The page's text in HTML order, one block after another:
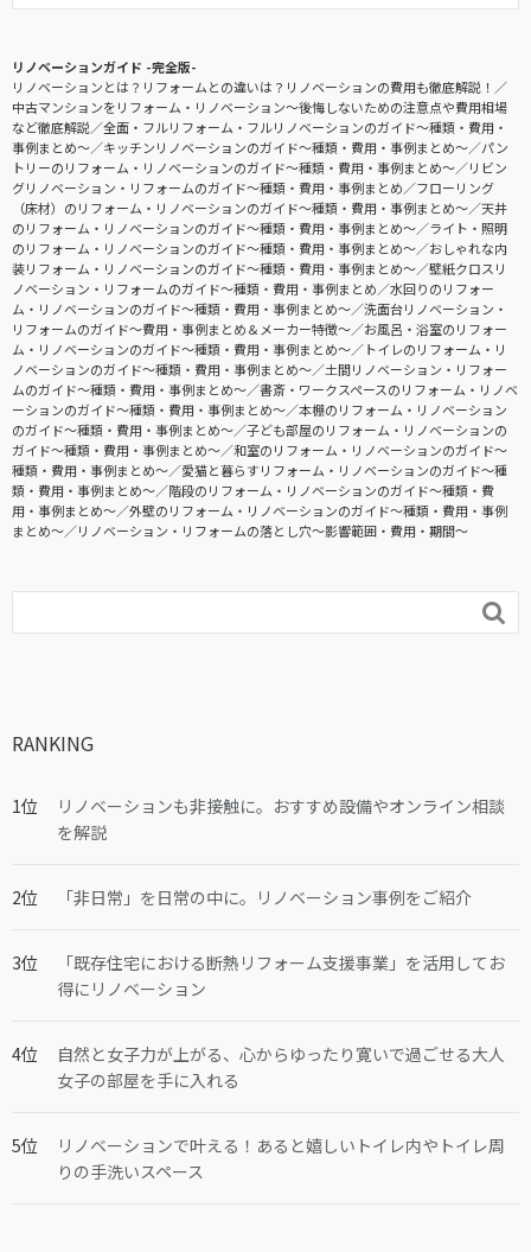
リノベーションガイド -完全版-
リノベーションとは？リフォームとの違いは？リノベーションの費用も徹底解説！
中古マンションをリフォーム・リノベーション〜後悔しないための注意点や費用相場
など徹底解説
全面・フルリフォーム・フルリノベーションのガイド〜種類・費用・
事例まとめ〜
キッチンリノベーションのガイド〜種類・費用・事例まとめ〜
パン
トリーのリフォーム・リノベーションのガイド〜種類・費用・事例まとめ〜
リビン
グリノベーション・リフォームのガイド〜種類・費用・事例まとめ
フローリング
（床材）のリフォーム・リノベーションのガイド〜種類・費用・事例まとめ〜
天井
のリフォーム・リノベーションのガイド〜種類・費用・事例まとめ〜
ライト・照明
のリフォーム・リノベーションのガイド〜種類・費用・事例まとめ〜
おしゃれな内
装リフォーム・リノベーションのガイド〜種類・費用・事例まとめ〜
壁紙クロスリ
ノベーション・リフォームのガイド〜種類・費用・事例まとめ
水回りのリフォー
ム・リノベーションのガイド〜種類・費用・事例まとめ〜
洗面台リノベーション・
リフォームのガイド〜費用・事例まとめ＆メーカー特徴〜
お風呂・浴室のリフォー
ム・リノベーションのガイド〜種類・費用・事例まとめ〜
トイレのリフォーム・リ
ノベーションのガイド〜種類・費用・事例まとめ〜
土間リノベーション・リフォー
ムのガイド〜種類・費用・事例まとめ〜
書斎・ワークスペースのリフォーム・リノベ
ーションのガイド〜種類・費用・事例まとめ〜
本棚のリフォーム・リノベーション
のガイド〜種類・費用・事例まとめ〜
子ども部屋のリフォーム・リノベーションの
ガイド〜種類・費用・事例まとめ〜
和室のリフォーム・リノベーションのガイド〜
種類・費用・事例まとめ〜
愛猫と暮らすリフォーム・リノベーションのガイド〜種
類・費用・事例まとめ〜
階段のリフォーム・リノベーションのガイド〜種類・費
用・事例まとめ〜
外壁のリフォーム・リノベーションのガイド〜種類・費用・事例
まとめ〜
リノベーション・リフォームの落とし穴～影響範囲・費用・期間～

RANKING
リノベーションも非接触に。おすすめ設備やオンライン相談
を解説
「非日常」を日常の中に。リノベーション事例をご紹介
「既存住宅における断熱リフォーム支援事業」を活用してお
得にリノベーション
自然と女子力が上がる、心からゆったり寛いで過ごせる大人
女子の部屋を手に入れる
リノベーションで叶える！あると嬉しいトイレ内やトイレ周
りの手洗いスペース